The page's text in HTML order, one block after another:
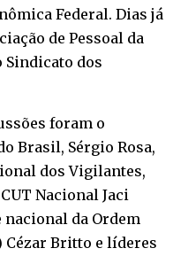
Federal. Dias já
de Pessoal da
Sindicato dos
foram o
Brasil, Sérgio Rosa,
dos Vigilantes,
Nacional Jaci
da Ordem
Cézar Britto e líderes